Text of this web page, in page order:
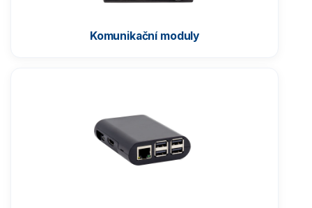
Komunikační moduly